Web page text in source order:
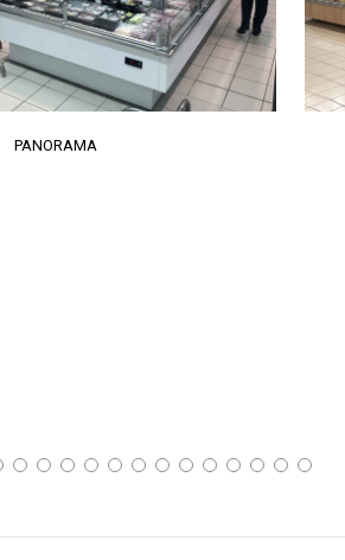
PANORAMA